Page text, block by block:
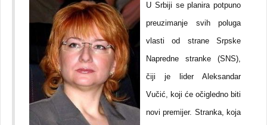
U Srbiji se planira potpuno
preuzimanje svih poluga
vlasti od strane Srpske
Napredne stranke (SNS),
čiji je lider Aleksandar
Vučić, koji će očigledno biti
novi premijer. Stranka, koja